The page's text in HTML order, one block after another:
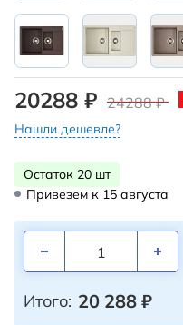
20288 ₽ 24288 ₽
Нашли дешевле?
Остаток 20 шт
Привезем к 15 августа
Итого: 20 288 ₽